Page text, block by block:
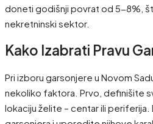
doneti godišnji povrat od 5-8%,
nekretninski sektor.
Kako Izabrati Pravu
Pri izboru garsonjere u Novom
nekoliko faktora. Prvo, definišite
lokaciju želite – centar ili